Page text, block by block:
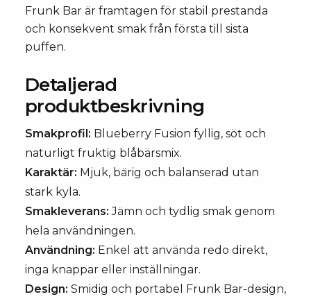
Frunk Bar är framtagen för stabil prestanda
och konsekvent smak från första till sista
puffen.
Detaljerad
produktbeskrivning
Smakprofil: Blueberry Fusion fyllig, söt och
naturligt fruktig blåbärsmix.
Karaktär: Mjuk, bärig och balanserad utan
stark kyla.
Smakleverans: Jämn och tydlig smak genom
hela användningen.
Användning: Enkel att använda redo direkt,
inga knappar eller inställningar.
Design: Smidig och portabel Frunk Bar-design,